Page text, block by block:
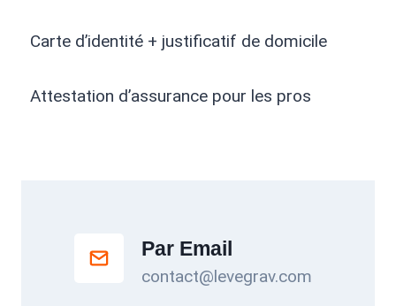
Carte d’identité + justificatif de domicile
Attestation d’assurance pour les pros
Par Email
contact@levegrav.com